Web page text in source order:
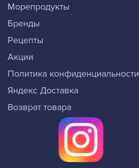
Морепродукты
Бренды
Рецепты
Акции
Политика конфиденциальности
Яндекс Доставка
Возврат товара